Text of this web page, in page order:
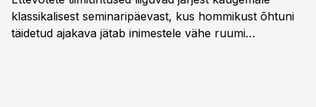
klassikalisest seminaripäevast, kus hommikust õhtuni
täidetud ajakava jätab inimestele vähe ruumi